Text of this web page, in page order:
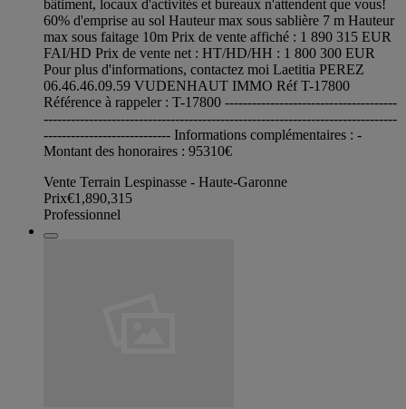
bâtiment, locaux d'activités et bureaux n'attendent que vous!
60% d'emprise au sol Hauteur max sous sablière 7 m Hauteur
max sous faitage 10m Prix de vente affiché : 1 890 315 EUR
FAI/HD Prix de vente net : HT/HD/HH : 1 800 300 EUR
Pour plus d'informations, contactez moi Laetitia PEREZ
06.46.46.09.59 VUDENHAUT IMMO Réf T-17800
Référence à rappeler : T-17800 --------------------------------------
------------------------------------------------------------------------------
---------------------------- Informations complémentaires : -
Montant des honoraires : 95310€
Vente Terrain Lespinasse - Haute-Garonne
Prix€1,890,315
Professionnel